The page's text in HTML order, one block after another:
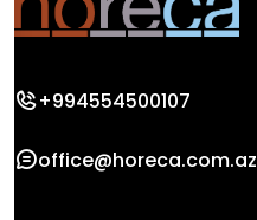
+994554500107
office@horeca.com.az